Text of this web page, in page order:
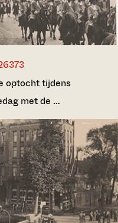
optocht tijdens
met de …